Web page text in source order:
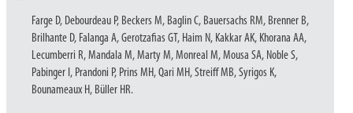
Farge D, Debourdeau P, Beckers M, Baglin C, Bauersachs RM, Brenner B,
Brilhante D, Falanga A, Gerotzafias GT, Haim N, Kakkar AK, Khorana AA,
Lecumberri R, Mandala M, Marty M, Monreal M, Mousa SA, Noble S,
Pabinger I, Prandoni P, Prins MH, Qari MH, Streiff MB, Syrigos K,
Bounameaux H, Büller HR.